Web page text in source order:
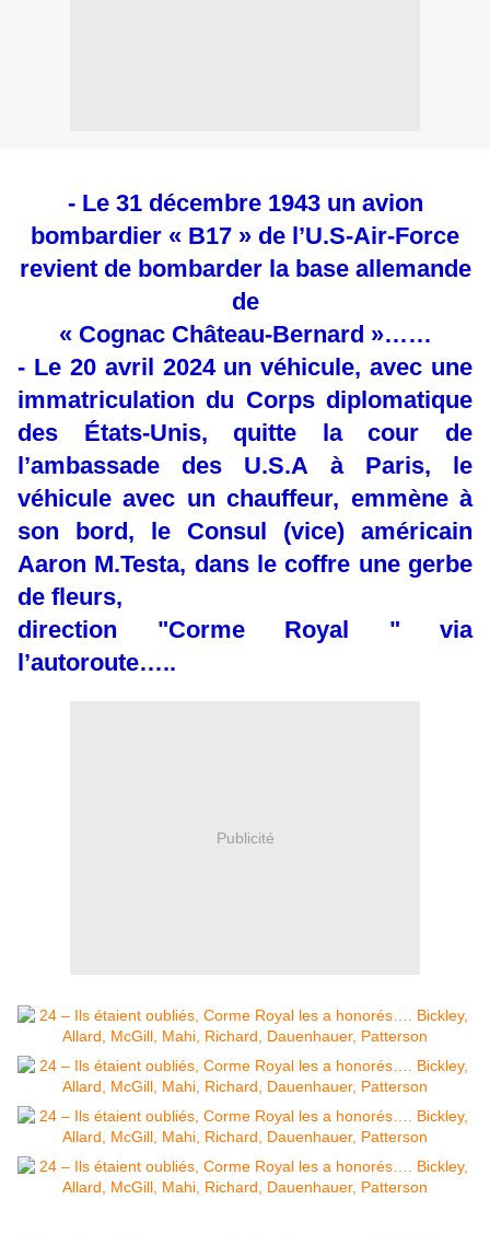
- Le 31 décembre 1943 un avion
bombardier « B17 » de l’U.S-Air-Force
revient de bombarder la base allemande
de
« Cognac Château-Bernard »……
- Le 20 avril 2024 un véhicule, avec une
immatriculation du Corps diplomatique
des États-Unis, quitte la cour de
l’ambassade des U.S.A à Paris, le
véhicule avec un chauffeur, emmène à
son bord, le Consul (vice) américain
Aaron M.Testa, dans le coffre une gerbe
de fleurs,
direction "Corme Royal " via
l’autoroute…..
Publicité